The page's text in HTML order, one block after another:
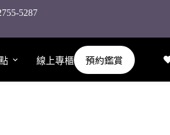
5287
線上專櫃 預約鑑賞